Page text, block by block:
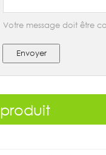
Votre message doit être
Envoyer